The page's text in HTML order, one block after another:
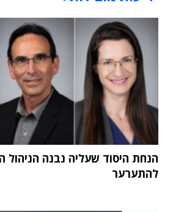
הנחת היסוד שעליה נבנה הניהול
להתערער